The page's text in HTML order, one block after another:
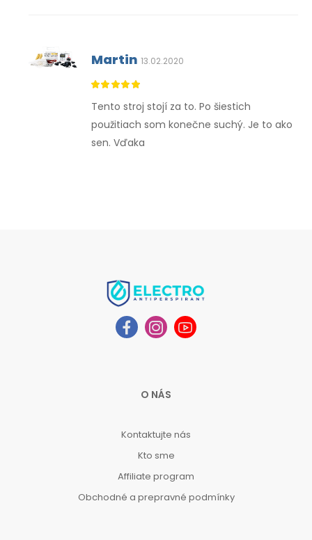
Martin 13.02.2020
Tento stroj stojí za to. Po šiestich
použitiach som konečne suchý. Je to ako
sen. Vďaka
O NÁS
Kontaktujte nás
Kto sme
Affiliate program
Obchodné a prepravné podmínky